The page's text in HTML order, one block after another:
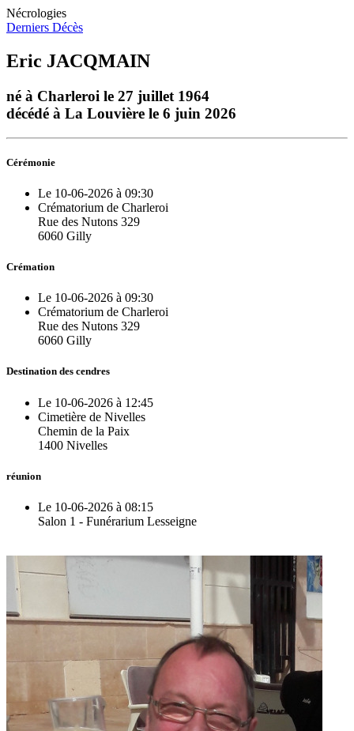
Nécrologies
Derniers Décès
Eric JACQMAIN
né à Charleroi le 27 juillet 1964
décédé à La Louvière le 6 juin 2026
Cérémonie
Le 10-06-2026 à 09:30
Crématorium de Charleroi
Rue des Nutons 329
6060 Gilly
Crémation
Le 10-06-2026 à 09:30
Crématorium de Charleroi
Rue des Nutons 329
6060 Gilly
Destination des cendres
Le 10-06-2026 à 12:45
Cimetière de Nivelles
Chemin de la Paix
1400 Nivelles
réunion
Le 10-06-2026 à 08:15
Salon 1 - Funérarium Lesseigne